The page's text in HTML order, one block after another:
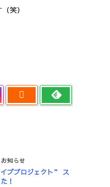
笑）

お知らせ
イブプロジェクト” ス
！